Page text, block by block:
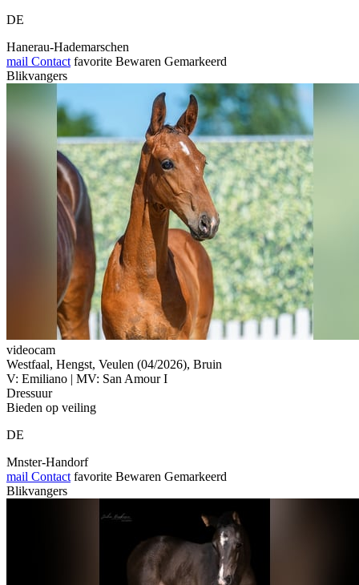
DE
Hanerau-Hademarschen
mail Contact favorite Bewaren Gemarkeerd
Blikvangers
videocam
Westfaal, Hengst, Veulen (04/2026), Bruin
V: Emiliano | MV: San Amour I
Dressuur
Bieden op veiling
DE
Mnster-Handorf
mail Contact favorite Bewaren Gemarkeerd
Blikvangers